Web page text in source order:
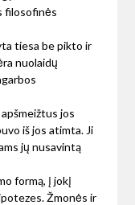
filosofinės
tiesa be pikto ir
nuolaidų
jos
iš jos atimta. Ji
jų nusavintą
formą, į jokį
Žmonės ir